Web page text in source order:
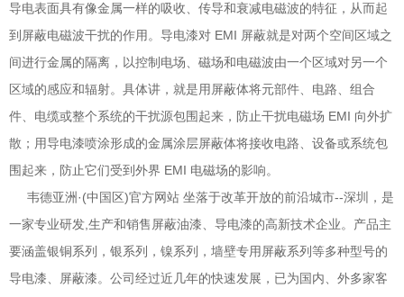
导电表面具有像金属一样的吸收、传导和衰减电磁波的特征，从而起
到屏蔽电磁波干扰的作用。导电漆对 EMI 屏蔽就是对两个空间区域之
间进行金属的隔离，以控制电场、磁场和电磁波由一个区域对另一个
区域的感应和辐射。具体讲，就是用屏蔽体将元部件、电路、组合
件、电缆或整个系统的干扰源包围起来，防止干扰电磁场 EMI 向外扩
散；用导电漆喷涂形成的金属涂层屏蔽体将接收电路、设备或系统包
围起来，防止它们受到外界 EMI 电磁场的影响。
韦德亚洲·(中国区)官方网站 坐落于改革开放的前沿城市--深圳，是
一家专业研发,生产和销售屏蔽油漆、导电漆的高新技术企业。产品主
要涵盖银铜系列，银系列，镍系列，墙壁专用屏蔽系列等多种型号的
导电漆、屏蔽漆。公司经过近几年的快速发展，已为国内、外多家客